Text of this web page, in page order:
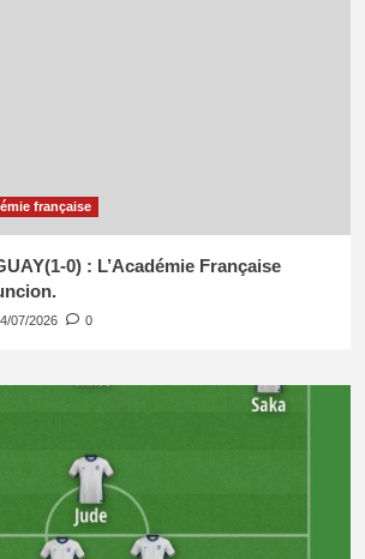
française
0) : L’Académie Française
07/2026 0